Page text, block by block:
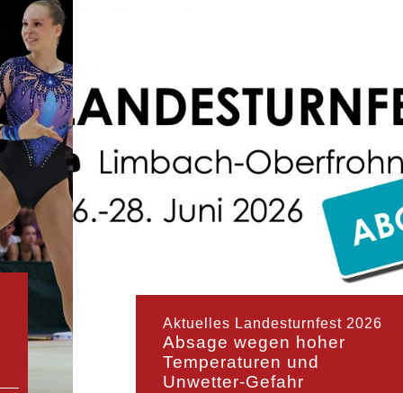
Aktuelles Landesturnfest 2026
Absage wegen hoher
Temperaturen und
Unwetter-Gefahr